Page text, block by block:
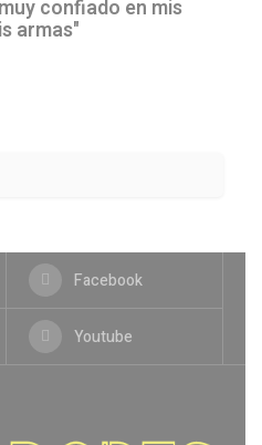
confiado en mis
armas"
Facebook
Youtube